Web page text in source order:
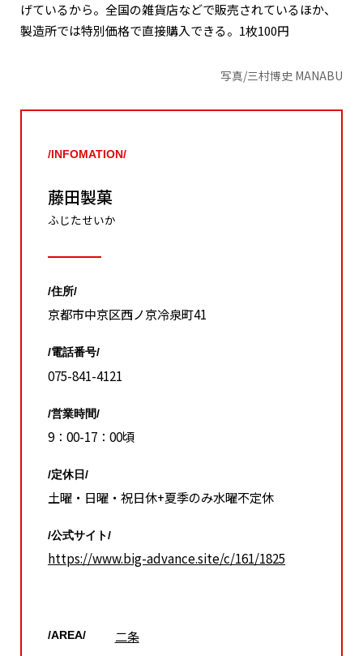
げているから。全国の雑貨店などで販売されているほか、
製造所では特別価格で直接購入できる。1枚100円
写真/三村博史 MANABU
/INFOMATION/
藤田製菓
ふじたせいか
/住所/
京都市中京区西ノ京冷泉町41
/電話番号/
075-841-4121
/営業時間/
9：00-17：00頃
/定休日/
土曜・日曜・祝日休+夏季のみ水曜不定休
/公式サイト/
https://www.big-advance.site/c/161/1825
/AREA/ 二条